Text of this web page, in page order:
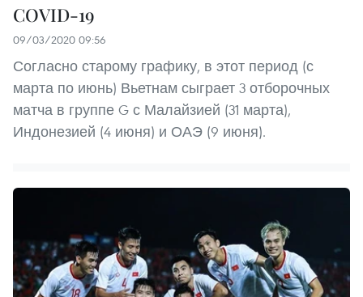
COVID-19
09/03/2020 09:56
Согласно старому графику, в этот период (с
марта по июнь) Вьетнам сыграет 3 отборочных
матча в группе G с Малайзией (31 марта),
Индонезией (4 июня) и ОАЭ (9 июня).